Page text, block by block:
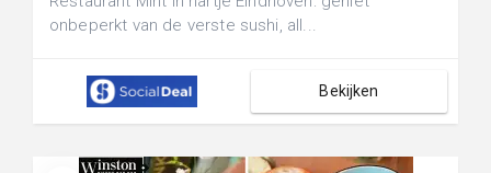
onbeperkt van de verste sushi, all...
Bekijken